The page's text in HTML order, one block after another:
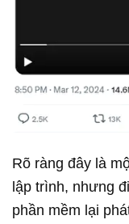
Rõ ràng đây là
lập trình, nhưng
phần mềm lại